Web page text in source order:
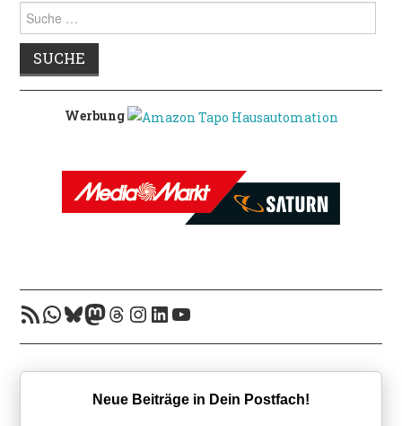
nach:
Werbung
RSS-FeedWhatsApp
Bluesky
Mastodon
Threads
Instagram
LinkedIn
YouTube
Neue Beiträge in Dein Postfach!